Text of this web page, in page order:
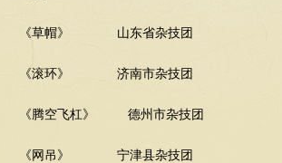
《草帽》 山东省杂技团
《滚环》 济南市杂技团
《腾空飞杠》 德州市杂技团
《网吊》 宁津县杂技团